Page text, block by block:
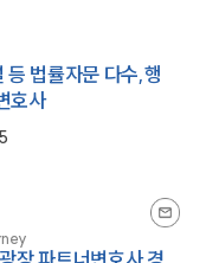
법률자문 다수,행
호사